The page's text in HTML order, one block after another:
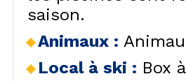
saison.
Animaux :
Local à ski : Box